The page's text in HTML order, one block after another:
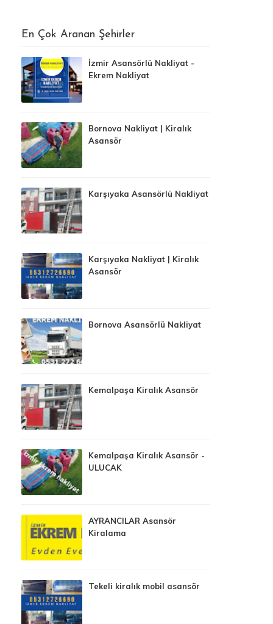
En Çok Aranan Şehirler
İzmir Asansörlü Nakliyat -
Ekrem Nakliyat
Bornova Nakliyat | Kiralık
Asansör
Karşıyaka Asansörlü Nakliyat
Karşıyaka Nakliyat | Kiralık
Asansör
Bornova Asansörlü Nakliyat
Kemalpaşa Kiralık Asansör
Kemalpaşa Kiralık Asansör -
ULUCAK
AYRANCILAR Asansör
Kiralama
Tekeli kiralık mobil asansör